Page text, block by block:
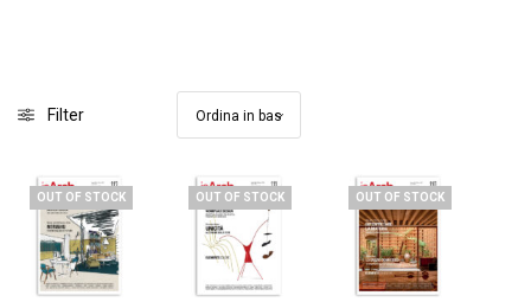
Filter
OUT OF STOCK OUT OF STOCK OUT OF STOCK